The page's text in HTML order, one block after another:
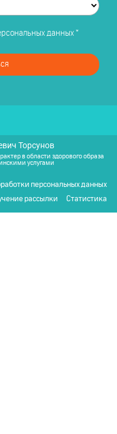
данных*
Торсунов
в области здорового образа
услугами
персональных данных
рассылки
Статистика